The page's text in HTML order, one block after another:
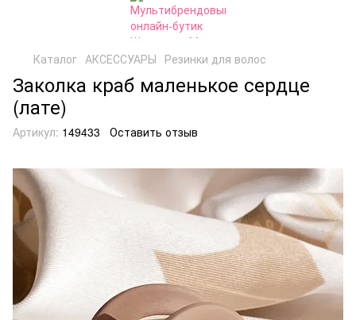
Каталог АКСЕССУАРЫ Резинки для волос
Заколка краб маленькое сердце
(лате)
Артикул: 149433 Оставить отзыв